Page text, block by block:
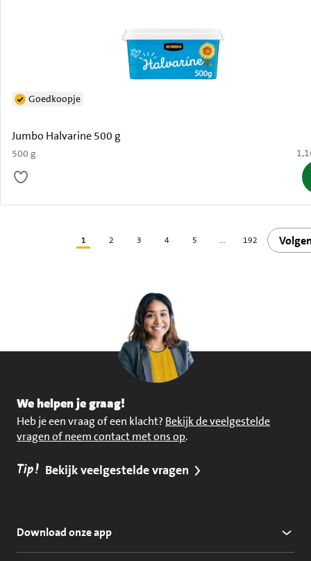
Jumbo Halvarine 500 g
500 g
Goedkoopje
€
1 2 3 4 5 ... 192
We helpen je graag!
Heb je een vraag of een klacht? Bekijk de veelgestelde
vragen of neem contact met ons op.
Tip! Bekijk veelgestelde vragen
Download onze app